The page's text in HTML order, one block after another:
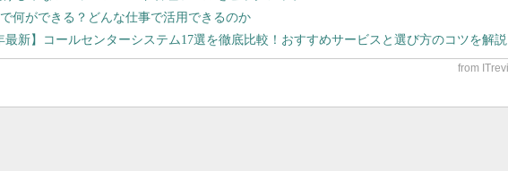
で何ができる？どんな仕事で活用できるのか
最新】コールセンターシステム17選を徹底比較！おすすめサービスと選び方のコツを解説